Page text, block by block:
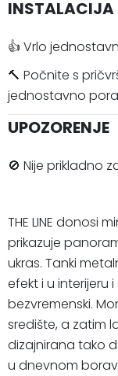
INSTALACIJA
👍 Vrlo
🔨 Počnite s
jednostavno
UPOZORENJE
🚫 Nije prikladno
THE LINE donosi
prikazuje
ukras. Tanki
efekt i u interijeru
bezvremenski.
središte, a zatim
dizajnirana tako
u dnevnom